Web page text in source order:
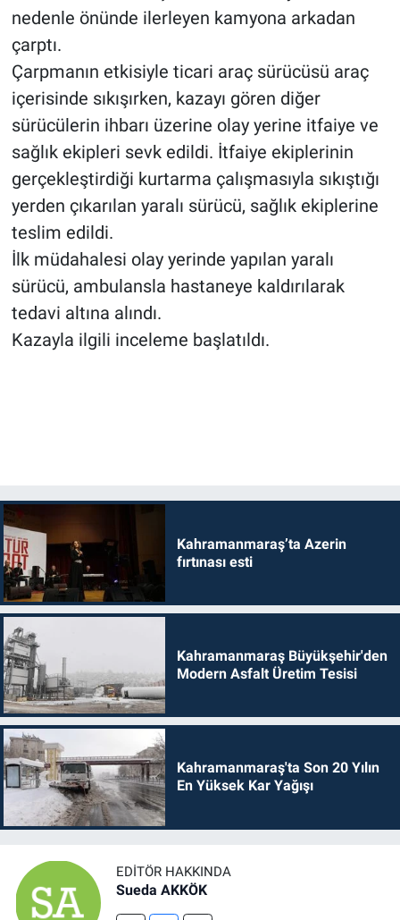
nedenle önünde ilerleyen kamyona arkadan
çarptı.
Çarpmanın etkisiyle ticari araç sürücüsü araç
içerisinde sıkışırken, kazayı gören diğer
sürücülerin ihbarı üzerine olay yerine itfaiye ve
sağlık ekipleri sevk edildi. İtfaiye ekiplerinin
gerçekleştirdiği kurtarma çalışmasıyla sıkıştığı
yerden çıkarılan yaralı sürücü, sağlık ekiplerine
teslim edildi.
İlk müdahalesi olay yerinde yapılan yaralı
sürücü, ambulansla hastaneye kaldırılarak
tedavi altına alındı.
Kazayla ilgili inceleme başlatıldı.
Kahramanmaraş’ta Azerin
fırtınası esti
Kahramanmaraş Büyükşehir'den
Modern Asfalt Üretim Tesisi
Kahramanmaraş'ta Son 20 Yılın
En Yüksek Kar Yağışı
EDITÖR HAKKINDA
Sueda AKKÖK